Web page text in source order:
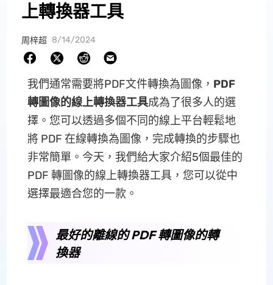
上轉換器工具
周梓超 8/14/2024
我們通常需要將PDF文件轉換為圖像， PDF
轉圖像的線上轉換器工具成為了很多人的選
擇。您可以透過多個不同的線上平台輕鬆地
將 PDF 在線轉換為圖像，完成轉換的步驟也
非常簡單。今天，我們給大家介紹5個最佳的
PDF 轉圖像的線上轉換器工具，您可以從中
選擇最適合您的一款。
最好的離線的 PDF 轉圖像的轉
換器